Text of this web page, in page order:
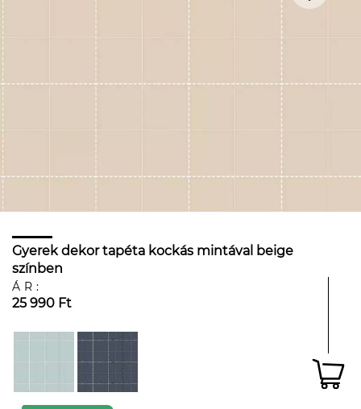
Gyerek dekor tapéta kockás mintával beige
színben
ÁR:
25 990 Ft